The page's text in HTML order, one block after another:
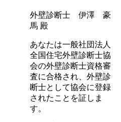
外壁診断士 伊澤 豪
馬 殿
あなたは一般社団法人
全国住宅外壁診断士協
会の外壁診断士資格審
査に合格され、外壁診
断士として協会に登録
されたことを証しま
す。